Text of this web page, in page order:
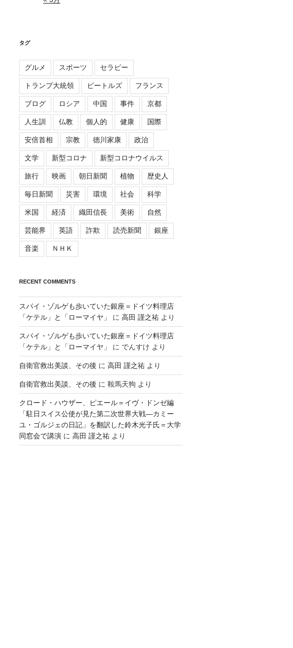
タグ
グルメ スポーツ セラピー
トランプ大統領 ビートルズ フランス
ブログ ロシア 中国 事件 京都
人生訓 仏教 個人的 健康 国際
安倍首相 宗教 徳川家康 政治
文学 新型コロナ 新型コロナウイルス
旅行 映画 朝日新聞 植物 歴史人
毎日新聞 災害 環境 社会 科学
米国 経済 織田信長 美術 自然
芸能界 英語 詐欺 読売新聞 銀座
音楽 ＮＨＫ
RECENT COMMENTS
スパイ・ゾルゲも歩いていた銀座＝ドイツ料理店
「ケテル」と「ローマイヤ」
に 高田 謹之祐より
スパイ・ゾルゲも歩いていた銀座＝ドイツ料理店
「ケテル」と「ローマイヤ」
に でんすけ より
自衛官救出美談、その後 に 高田 謹之祐より
自衛官救出美談、その後 に 鞍馬天狗 より
クロード・ハウザー、ピエール＝イヴ・ドンゼ編
「駐日スイス公使が見た第二次世界大戦―カミー
ユ・ゴルジェの日記」を翻訳した鈴木光子氏＝大学
同窓会で講演に 高田 謹之祐より